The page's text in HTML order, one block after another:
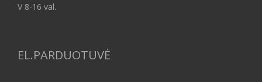
V 8-16 val.
EL.PARDUOTUVĖ